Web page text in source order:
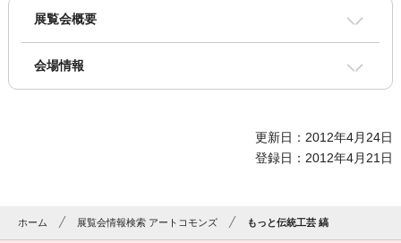
展覧会概要
会場情報
更新日：2012年4月24日
登録日：2012年4月21日
ホーム 展覧会情報検索 アートコモンズ もっと伝統工芸 縞